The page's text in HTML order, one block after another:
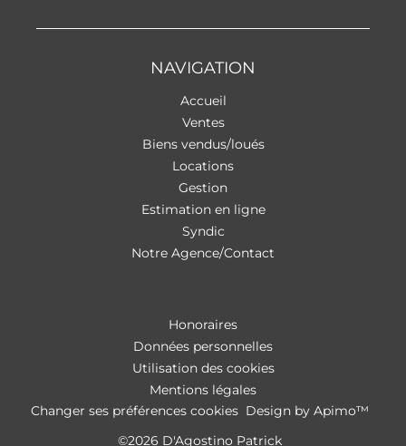
NAVIGATION
Accueil
Ventes
Biens vendus/loués
Locations
Gestion
Estimation en ligne
Syndic
Notre Agence/Contact
Honoraires
Données personnelles
Utilisation des cookies
Mentions légales
Changer ses préférences cookies Design by Apimo™
©2026 D'Agostino Patrick